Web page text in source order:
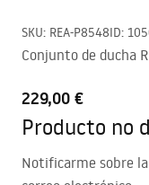
SKU: REA-P8548ID:
Conjunto de ducha
229,00 €
Producto no
Notificarme sobre